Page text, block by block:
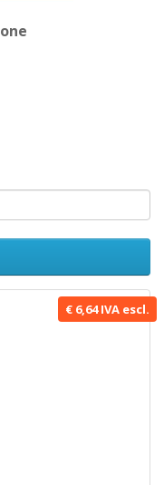
€ 6,64 IVA escl.